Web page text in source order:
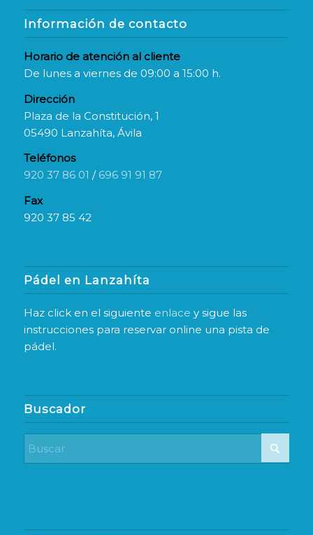
Información de contacto
Horario de atención al cliente
De lunes a viernes de 09:00 a 15:00 h.
Dirección
Plaza de la Constitución, 1
05490 Lanzahíta, Ávila
Teléfonos
920 37 86 01 / 696 91 91 87
Fax
920 37 85 42
Pádel en Lanzahíta
Haz click en el siguiente enlace y sigue las
instrucciones para reservar online una pista de
pádel.
Buscador